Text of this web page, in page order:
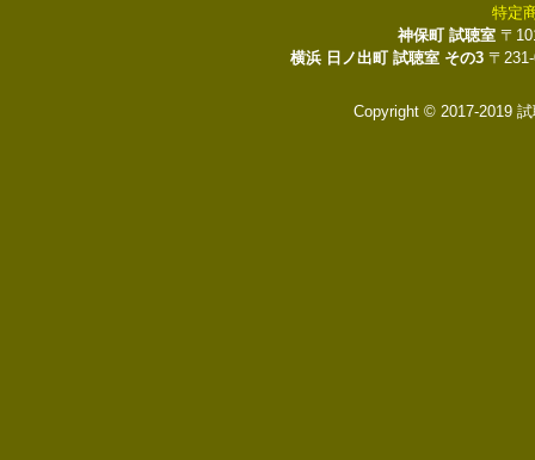
特定
神保町 試聴室 〒
横浜 日ノ出町 試聴室 その3 〒
Copyright © 2017-2019